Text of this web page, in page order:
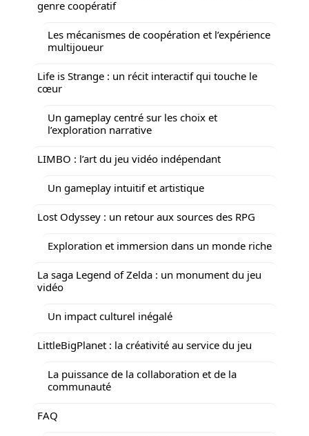
genre coopératif
Les mécanismes de coopération et l’expérience
multijoueur
Life is Strange : un récit interactif qui touche le
cœur
Un gameplay centré sur les choix et
l’exploration narrative
LIMBO : l’art du jeu vidéo indépendant
Un gameplay intuitif et artistique
Lost Odyssey : un retour aux sources des RPG
Exploration et immersion dans un monde riche
La saga Legend of Zelda : un monument du jeu
vidéo
Un impact culturel inégalé
LittleBigPlanet : la créativité au service du jeu
La puissance de la collaboration et de la
communauté
FAQ